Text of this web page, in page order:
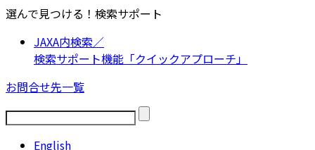
選んで見つける！検索サポート
JAXA内検索／
検索サポート機能「クイックアプローチ」
お問合せ先一覧
English